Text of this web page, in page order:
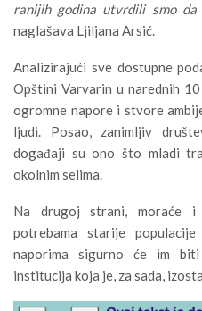
ranijih godina utvrdili smo
naglašava Ljiljana Arsić.
Analizirajući sve dostupne
Opštini Varvarin u narednih
ogromne napore i stvore
ljudi. Posao, zanimljiv
događaji su ono što mladi
okolnim selima.
Na drugoj strani, moraće i
potrebama starije
naporima sigurno će im
institucija koja je, za sada,